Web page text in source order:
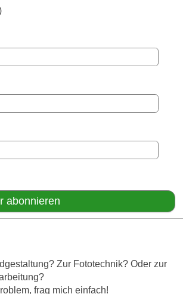
Zur Fototechnik? Oder zur
frag mich einfach!